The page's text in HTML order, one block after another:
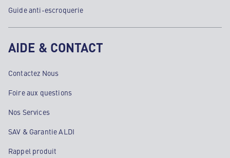
Guide anti-escroquerie
AIDE & CONTACT
Contactez Nous
Foire aux questions
Nos Services
SAV & Garantie ALDI
Rappel produit